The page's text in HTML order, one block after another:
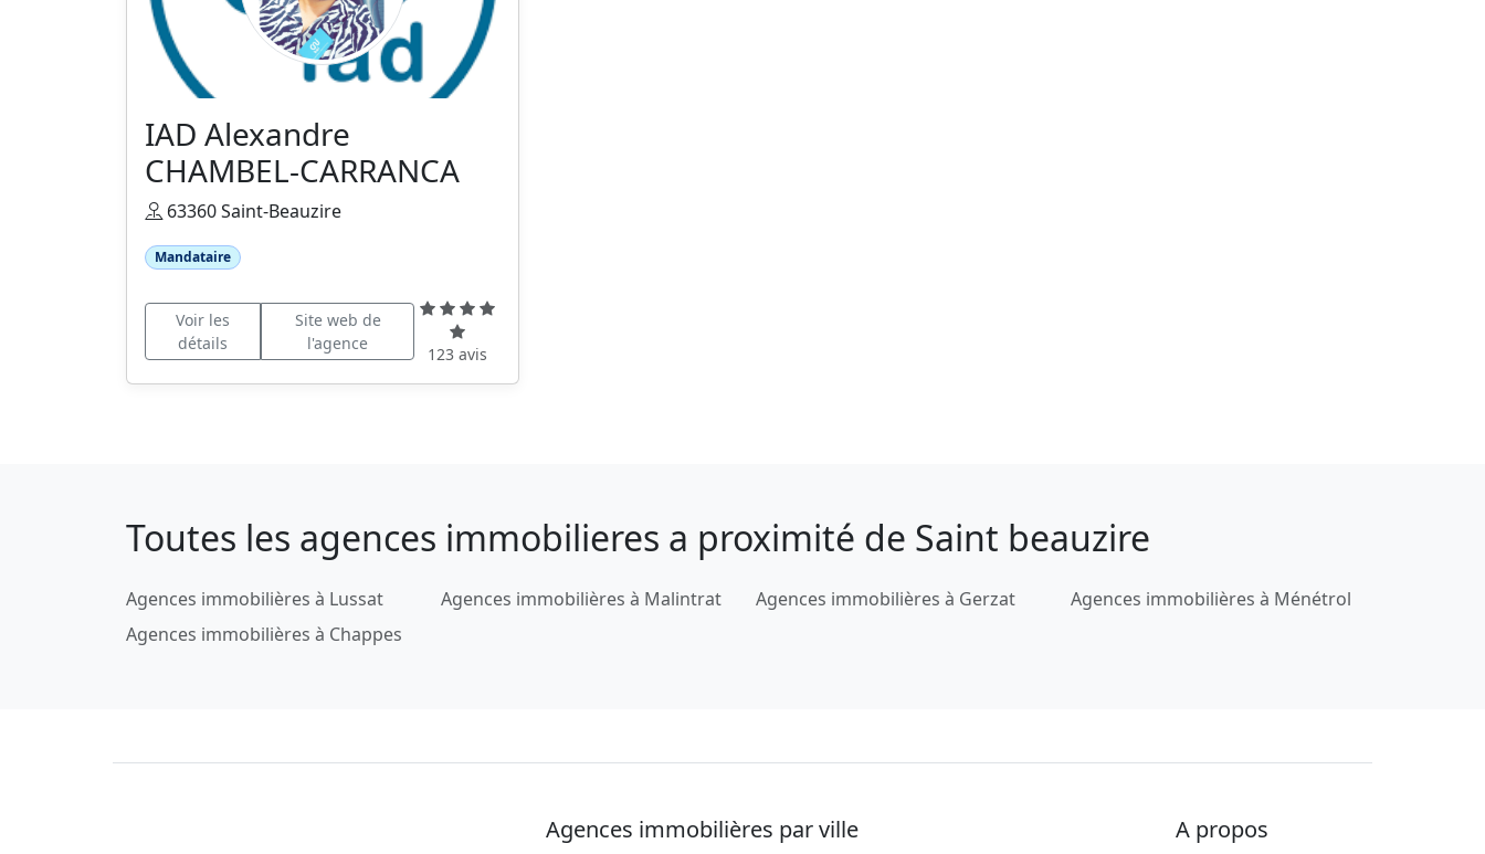
IAD Alexandre
CHAMBEL-CARRANCA
63360 Saint-Beauzire
Mandataire
Voir les
détails
Site web de
l'agence
123 avis
Toutes les agences immobilieres a proximité de Saint beauzire
Agences immobilières à Lussat Agences immobilières à Malintrat Agences immobilières à Gerzat
Agences immobilières à Ménétrol
Agences immobilières à Chappes
Agences immobilières par ville A propos